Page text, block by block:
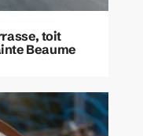
toit
Beaume